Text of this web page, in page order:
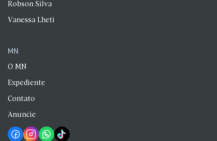
Robson Silva
Vanessa Lheti
MN
O MN
Expediente
Contato
Anuncie